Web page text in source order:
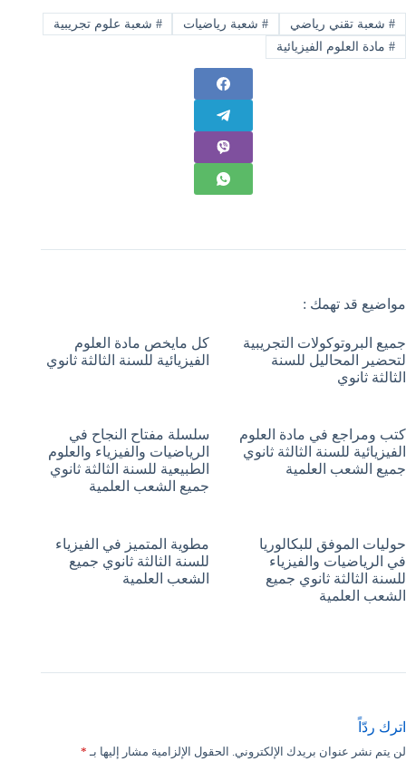
#شعبة تقني رياضي #شعبة رياضيات # شعبة علوم تجريبية
#مادة العلوم الفيزيائية
مواضيع قد تهمك :
جميع البروتوكولات التجريبية
لتحضير المحاليل للسنة
الثالثة ثانوي
كل مايخص مادة العلوم
الفيزيائية للسنة الثالثة ثانوي
كتب ومراجع في مادة العلوم
الفيزيائية للسنة الثالثة ثانوي
جميع الشعب العلمية
سلسلة مفتاح النجاح في
الرياضيات والفيزياء والعلوم
الطبيعية للسنة الثالثة ثانوي
جميع الشعب العلمية
حوليات الموفق للبكالوريا
في الرياضيات والفيزياء
للسنة الثالثة ثانوي جميع
الشعب العلمية
مطوية المتميز في الفيزياء
للسنة الثالثة ثانوي جميع
الشعب العلمية
اترك ردّاً
لن يتم نشر عنوان بريدك الإلكتروني. الحقول الإلزامية مشار إليها بـ *